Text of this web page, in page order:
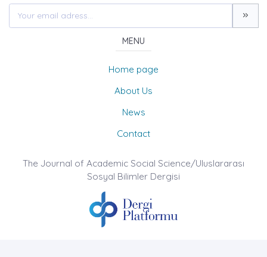
MENU
Home page
About Us
News
Contact
The Journal of Academic Social Science/Uluslararası
Sosyal Bilimler Dergisi